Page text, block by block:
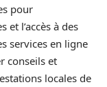
pour
et l’accès à des
services en ligne
conseils et
locales de